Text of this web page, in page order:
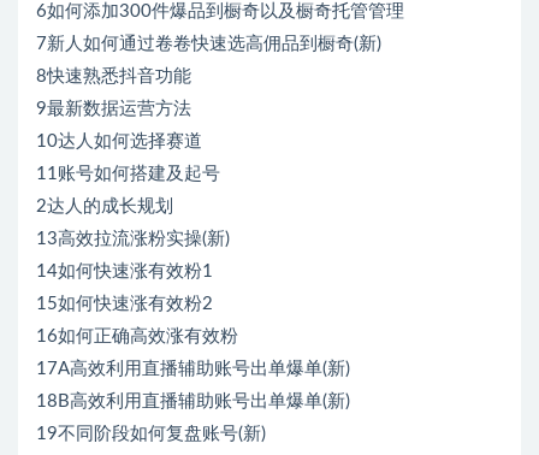
6如何添加300件爆品到橱奇以及橱奇托管管理
7新人如何通过卷卷快速选高佣品到橱奇(新)
8快速熟悉抖音功能
9最新数据运营方法
10达人如何选择赛道
11账号如何搭建及起号
2达人的成长规划
13高效拉流涨粉实操(新)
14如何快速涨有效粉1
15如何快速涨有效粉2
16如何正确高效涨有效粉
17A高效利用直播辅助账号出单爆单(新)
18B高效利用直播辅助账号出单爆单(新)
19不同阶段如何复盘账号(新)